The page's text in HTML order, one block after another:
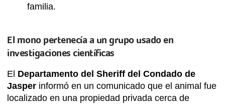
familia.
El mono pertenecía a un grupo usado en
investigaciones científicas
El Departamento del Sheriff del Condado de
Jasper informó en un comunicado que el animal fue
localizado en una propiedad privada cerca de